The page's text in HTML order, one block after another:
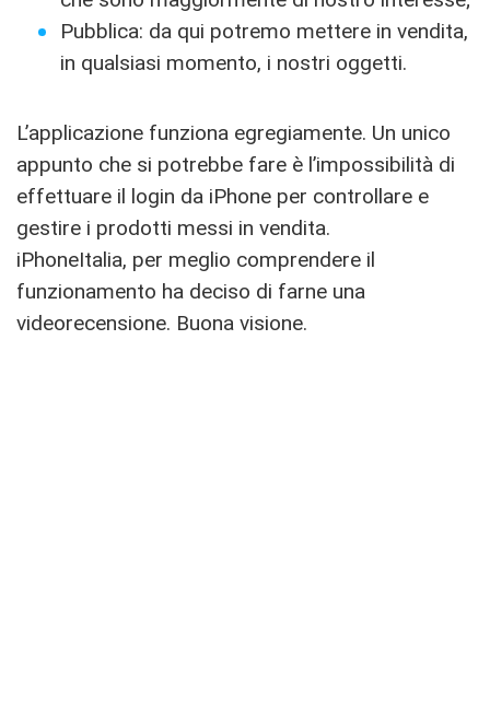
Pubblica: da qui potremo mettere in vendita,
in qualsiasi momento, i nostri oggetti.
L’applicazione funziona egregiamente. Un unico
appunto che si potrebbe fare è l’impossibilità di
effettuare il login da iPhone per controllare e
gestire i prodotti messi in vendita.
iPhoneItalia, per meglio comprendere il
funzionamento ha deciso di farne una
videorecensione. Buona visione.